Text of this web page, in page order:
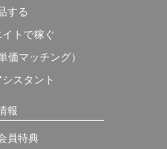
する
トで稼ぐ
価マッチング）
スタント
報
員特典